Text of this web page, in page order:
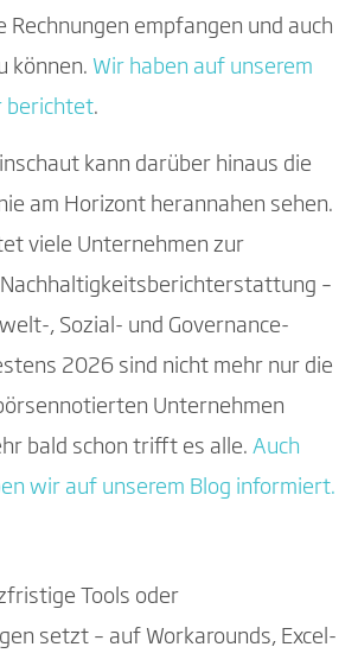
Rechnungen empfangen und auch
können. Wir haben auf unserem
berichtet.
kann darüber hinaus die
am Horizont herannahen sehen.
viele Unternehmen zur
–
, Sozial- und Governance-
2026 sind nicht mehr nur die
Unternehmen
bald schon trifft es alle. Auch
wir auf unserem Blog informiert.
Tools oder
setzt – auf Workarounds, Excel-